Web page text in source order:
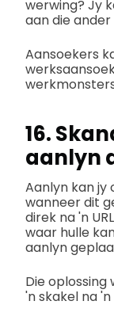
werwing? Jy
aan die
Aansoekers
16.
aanlyn
Aanlyn kan jy
wanneer dit
direk na 'n
waar hulle
aanlyn
Die oplossing
'n skakel na